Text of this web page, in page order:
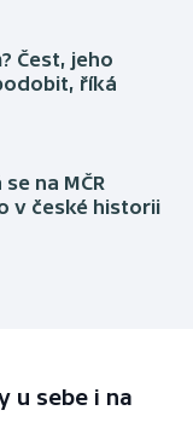
Čest, jeho
říká
na MČR
v české historii
u sebe i na